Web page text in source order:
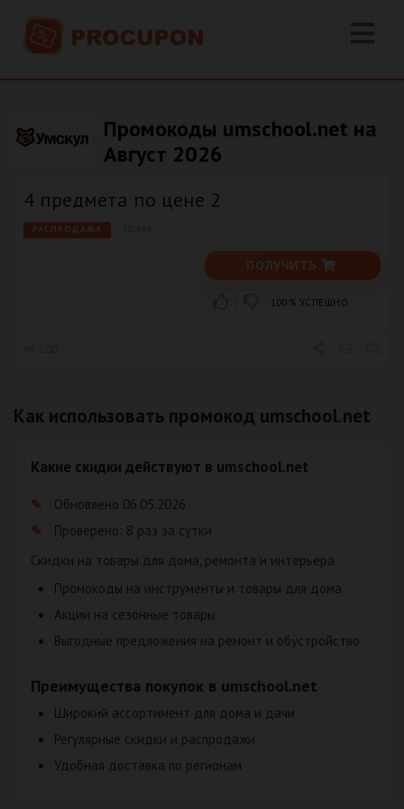
Промокоды umschool.net на
Август 2026
4 предмета по цене 2
РАСПРОДАЖА
ПОЛУЧИТЬ
100% УСПЕШНО
Как использовать промокод umschool.net
Какие скидки действуют в umschool.net
Обновлено 06.05.2026
Проверено: 8 раз за сутки
Скидки на товары для дома, ремонта и интерьера.
Промокоды на инструменты и товары для дома
Акции на сезонные товары
Выгодные предложения на ремонт и обустройство
Преимущества покупок в umschool.net
Широкий ассортимент для дома и дачи
Регулярные скидки и распродажи
Удобная доставка по регионам